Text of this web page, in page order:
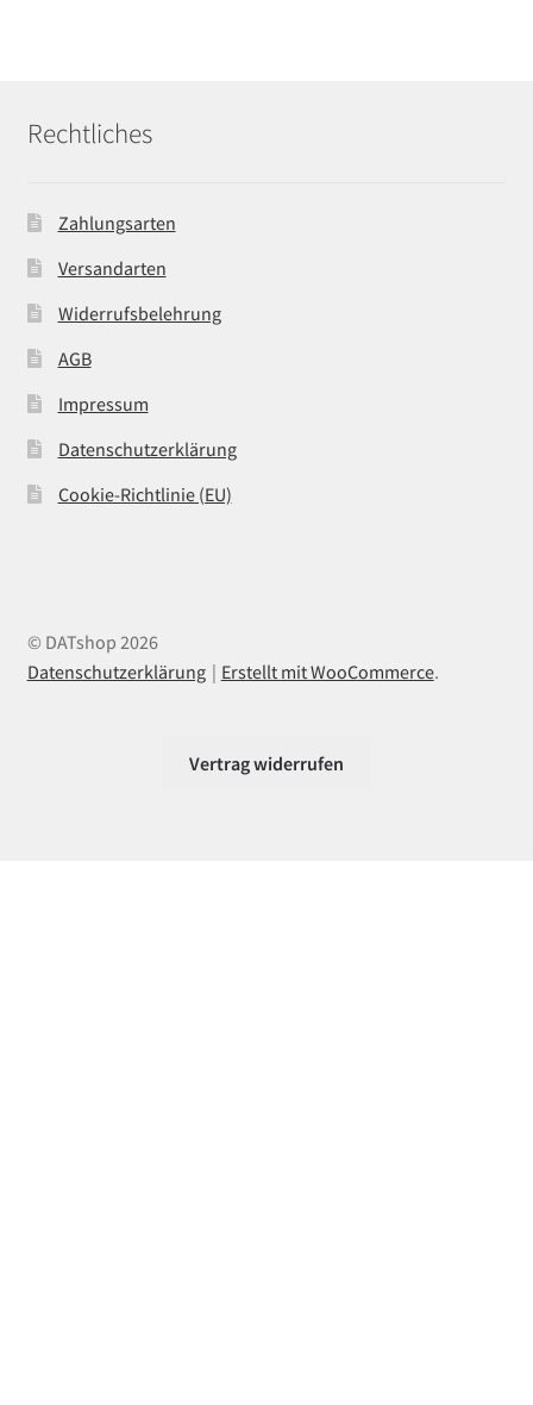
Rechtliches
Zahlungsarten
Versandarten
Widerrufsbelehrung
AGB
Impressum
Datenschutzerklärung
Cookie-Richtlinie (EU)
© DATshop 2026
Datenschutzerklärung
Erstellt mit WooCommerce.
Vertrag widerrufen